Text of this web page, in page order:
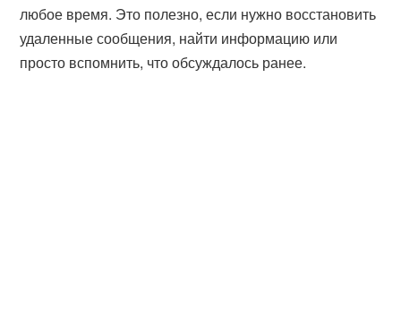
любое время. Это полезно, если нужно восстановить
удаленные сообщения, найти информацию или
просто вспомнить, что обсуждалось ранее.